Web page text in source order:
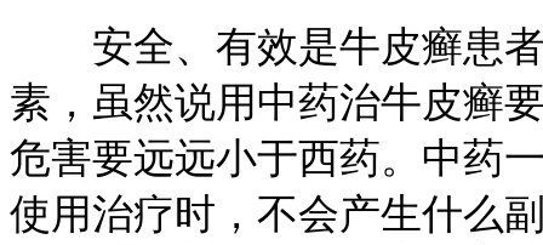
安全、有效是牛皮癣患者
素，虽然说用中药治牛皮癣
危害要远远小于西药。中药
使用治疗时，不会产生什么